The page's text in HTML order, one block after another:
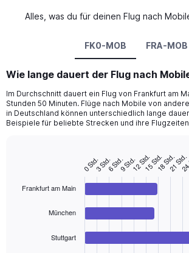
Alles, was du für deinen Flug nach
FK0-MOB FRA-MOB
Wie lange dauert der Flug nach
Im Durchschnitt dauert ein Flug von Frankfurt am
Stunden 50 Minuten. Flüge nach Mobile von
in Deutschland können unterschiedlich lange
Beispiele für beliebte Strecken und ihre
Frankfurt am Main
München
Stuttgart
0 Std. 6 Std. 12 Std.18 Std.
3 Std. 9 Std. 15 Std.21 Std.